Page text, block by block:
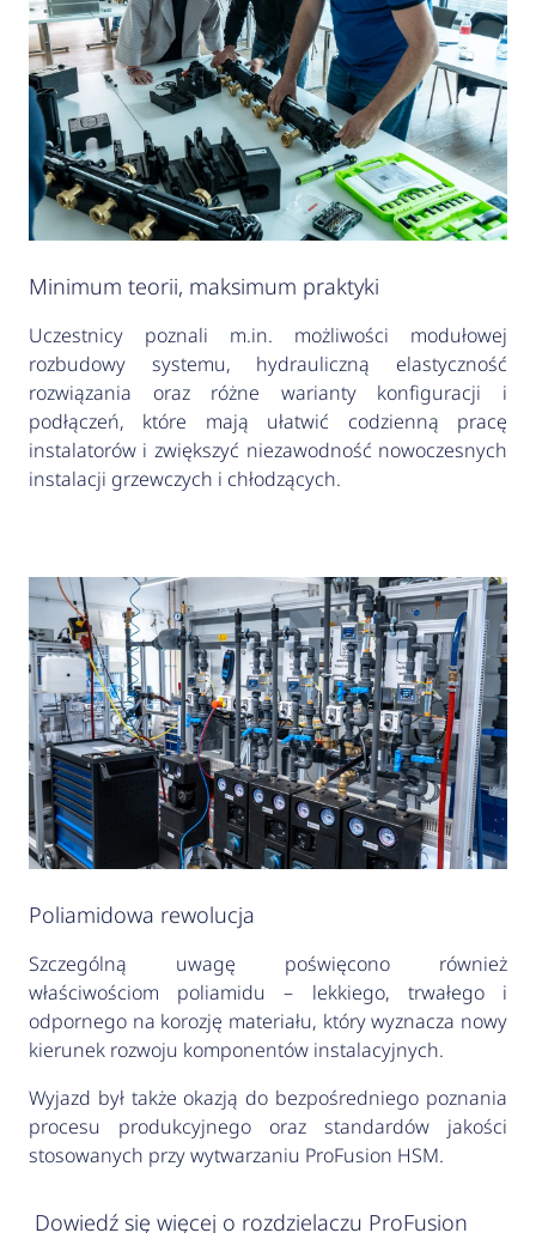
Minimum teorii, maksimum praktyki
Uczestnicy poznali m.in. możliwości modułowej
rozbudowy systemu, hydrauliczną elastyczność
rozwiązania oraz różne warianty konfiguracji i
podłączeń, które mają ułatwić codzienną pracę
instalatorów i zwiększyć niezawodność nowoczesnych
instalacji grzewczych i chłodzących.
Poliamidowa rewolucja
Szczególną uwagę poświęcono również
właściwościom poliamidu – lekkiego, trwałego i
odpornego na korozję materiału, który wyznacza nowy
kierunek rozwoju komponentów instalacyjnych.
Wyjazd był także okazją do bezpośredniego poznania
procesu produkcyjnego oraz standardów jakości
stosowanych przy wytwarzaniu ProFusion HSM.
Dowiedź się więcej o rozdzielaczu ProFusion